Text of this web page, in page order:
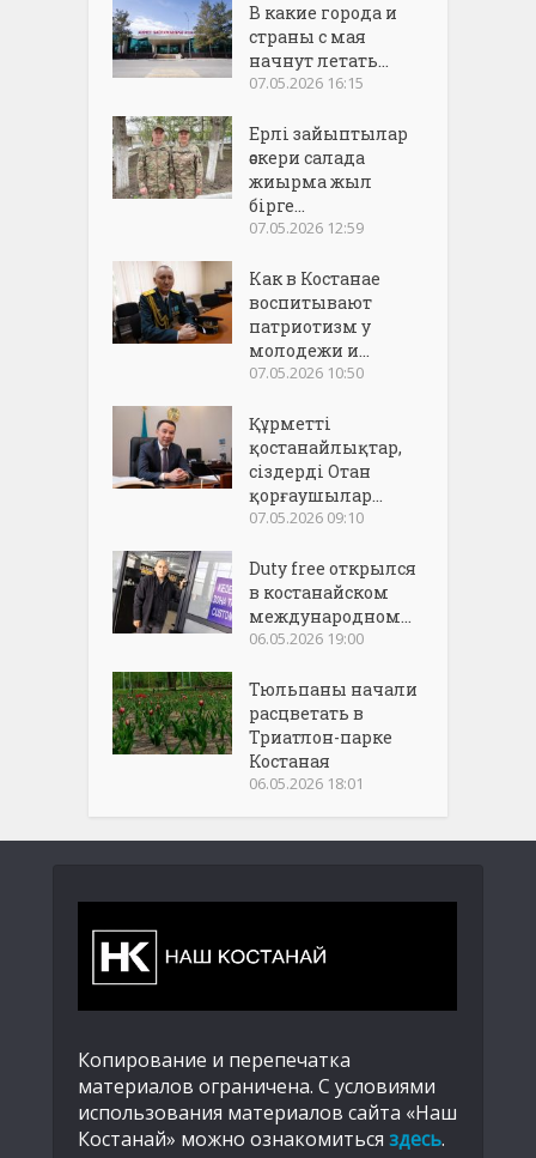
В какие города и
страны с мая
начнут летать...
07.05.2026 16:15
Ерлі зайыптылар
әскери салада
жиырма жыл
бірге...
07.05.2026 12:59
Как в Костанае
воспитывают
патриотизм у
молодежи и...
07.05.2026 10:50
Құрметті
қостанайлықтар,
сіздерді Отан
қорғаушылар...
07.05.2026 09:10
Duty free открылся
в костанайском
международном...
06.05.2026 19:00
Тюльпаны начали
расцветать в
Триатлон-парке
Костаная
06.05.2026 18:01
Копирование и перепечатка
материалов ограничена. С условиями
использования материалов сайта «Наш
Костанай» можно ознакомиться здесь.